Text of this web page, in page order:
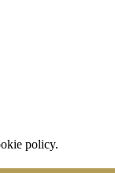
policy.